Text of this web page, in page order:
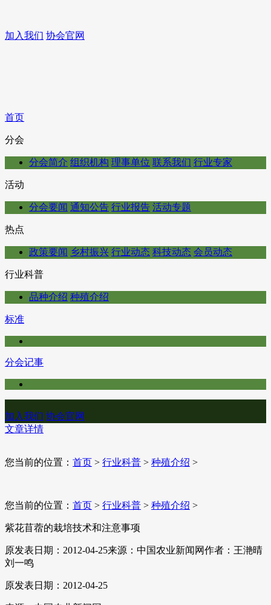
加入我们 协会官网
首页
分会
分会简介 组织机构 理事单位 联系我们 行业专家
活动
分会要闻 通知公告 行业报告 活动专题
热点
政策要闻 乡村振兴 行业动态 科技动态 会员动态
行业科普
品种介绍 种殖介绍
标准
分会记事
加入我们 协会官网
文章详情
您当前的位置： 首页 > 行业科普 > 种殖介绍 >
您当前的位置： 首页 > 行业科普 > 种殖介绍 >
紫花苜蓿的栽培技术和注意事项
原发表日期：2012-04-25来源：中国农业新闻网作者：王滟晴
刘一鸣
原发表日期：2012-04-25